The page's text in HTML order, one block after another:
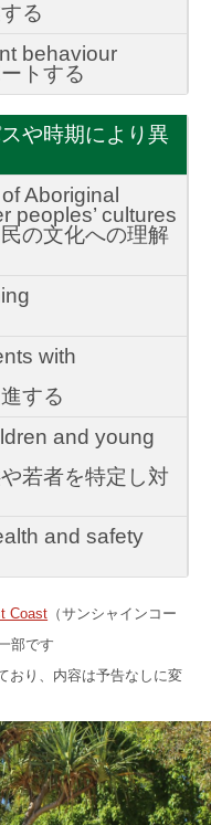
る
behaviour
トする
や時期により異
Aboriginal
peoples’ cultures
の文化への理解
with
する
and young
若者を特定し対
and safety
Coast （サンシャインコー
部です
おり、内容は予告なしに変